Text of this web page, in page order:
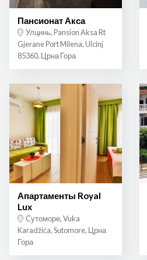
Пансионат Акса
Улцинь, Pansion Aksa Rt
Gjerane Port Milena, Ulcinj
85360, Црна Гора
Апартаменты Royal
Lux
Сутоморе, Vuka
Karadžića, Sutomore, Црна
Гора